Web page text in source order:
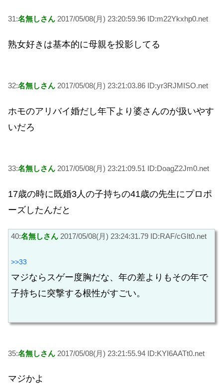
31:名無しさん 2017/05/08(月) 23:20:59.96 ID:m22Ykxhp0.net
熟女好きは基本的に母親を投影してる
32:名無しさん 2017/05/08(月) 23:21:03.86 ID:yr3RJMISO.net
ホモのアリバイ婚だし年下より婆さんのが扱いやす
いだろ
33:名無しさん 2017/05/08(月) 23:21:09.51 ID:DoagZ2Jm0.net
17歳の時に既婚3人の子持ちの41歳の先生にプロポ
ーズしたんだと
40:名無しさん 2017/05/08(月) 23:24:31.79 ID:RAF/cGIt0.net
>>33
マジならスゲー度胸だな、年の差よりもその年で
子持ちに突撃する根性がすごい。
35:名無しさん 2017/05/08(月) 23:21:55.94 ID:KYI6AATt0.net
マジかよ